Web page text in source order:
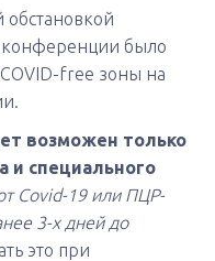
обстановкой
было
free зоны на
возможен только
и специального
Covid-19 или ПЦР-
3-х дней до
это при